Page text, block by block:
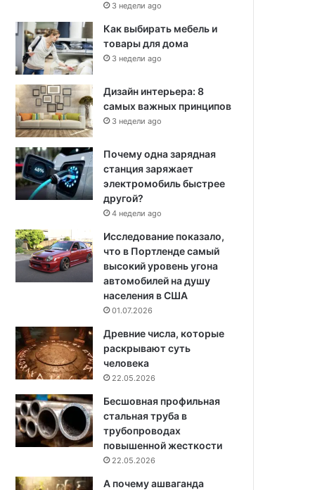
3 недели ago
Как выбирать мебель и
товары для дома
3 недели ago
Дизайн интерьера: 8
самых важных принципов
3 недели ago
Почему одна зарядная
станция заряжает
электромобиль быстрее
другой?
4 недели ago
Исследование показало,
что в Портленде самый
высокий уровень угона
автомобилей на душу
населения в США
01.07.2026
Древние числа, которые
раскрывают суть
человека
22.05.2026
Бесшовная профильная
стальная труба в
трубопроводах
повышенной жесткости
22.05.2026
А почему ашваганда